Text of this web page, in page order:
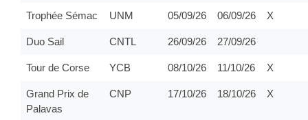
Trophée Sémac UNM 05/09/26 06/09/26 X
Duo Sail CNTL 26/09/26 27/09/26
Tour de Corse YCB 08/10/26 11/10/26 X
Grand Prix de
Palavas
CNP 17/10/26 18/10/26 X